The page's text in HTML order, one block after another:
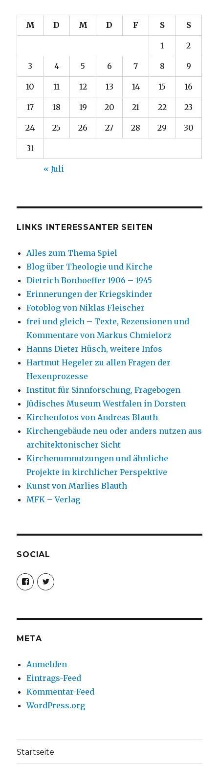
M D M D F S S
1 2
3 4 5 6 7 8 9
10 11 12 13 14 15 16
17 18 19 20 21 22 23
24 25 26 27 28 29 30
31
« Juli
LINKS INTERESSANTER SEITEN
Alles zum Thema Spiel
Blog über Theologie und Kirche
Dietrich Bonhoeffer 1906 – 1945
Erinnerungen der Kriegskinder
Fotoblog von Niklas Fleischer
frei und gleich – Texte, Rezensionen und
Kommentare von Markus Chmielorz
Hanns Dieter Hüsch, weitere Infos
Hartmut Hegeler zu allen Fragen der
Hexenprozesse
Institut für Sinnforschung, Fragebogen
Jüdisches Museum Westfalen in Dorsten
Kirchenfotos von Andreas Blauth
Kirchengebäude neu oder anders nutzen aus
architektonischer Sicht
Kirchenumnutzungen und ähnliche
Projekte in kirchlicher Perspektive
Kunst von Marlies Blauth
MFK – Verlag
SOCIAL
Profil
von
christoph.fleischer1
anzeigen
Profil
von
anzeigen
META
Anmelden
Eintrags-Feed
Kommentar-Feed
WordPress.org
Startseite